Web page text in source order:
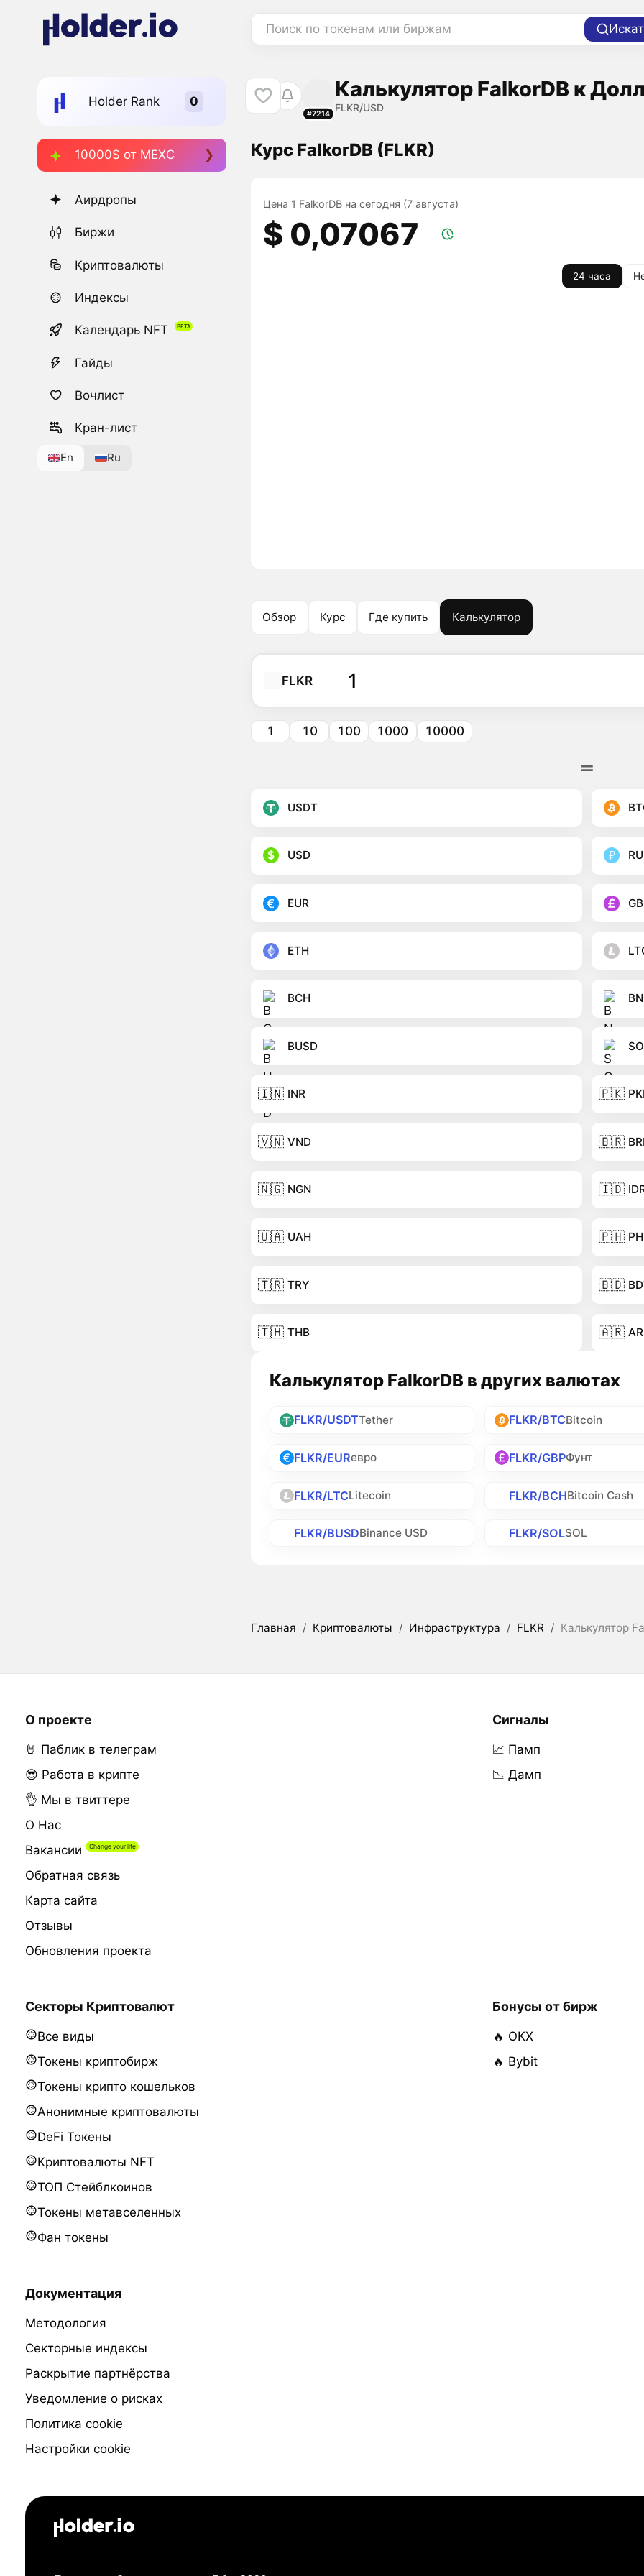
Поиск по токенам или биржам
Holder Rank
10000$ от MEXC
Аирдропы
Биржи
Криптовалюты
Индексы
Календарь NFT
Гайды
Вочлист
Кран-лист
En Ru
#7214
Калькулятор FalkorDB к
FLKR/USD
Курс FalkorDB (FLKR)
Цена 1 FalkorDB на сегодня (7 августа)
$ 0,07067
24 часа
Обзор Курс Где купить Калькулятор
FLKR
1 10 100 1000 10000
USDT
USD
EUR
ETH
BCH
BUSD
🇮🇳 INR 🇵🇰
🇻🇳 VND 🇧🇷
🇳🇬 NGN 🇮🇩
🇺🇦 UAH 🇵🇭
🇹🇷 TRY 🇧🇩
🇹🇭 THB 🇦🇷
Калькулятор FalkorDB в других валютах
FLKR/USDTTether FLKR/BTCBitcoin
FLKR/EURевро FLKR/GBPФунт
FLKR/LTCLitecoin FLKR/BCHBitcoin Cash
FLKR/BUSDBinance USD FLKR/SOLSOL
Главная / Криптовалюты / Инфраструктура / FLKR / Калькулятор
О проекте
🤘 Паблик в телеграм
😎 Работа в крипте
👌 Мы в твиттере
О Нас
Вакансии
Обратная связь
Карта сайта
Отзывы
Обновления проекта
Сигналы
📈 Памп
📉 Дамп
Секторы Криптовалют
Все виды
Токены криптобирж
Токены крипто кошельков
Анонимные криптовалюты
DeFi Токены
Криптовалюты NFT
ТОП Стейблкоинов
Токены метавселенных
Фан токены
Бонусы от бирж
🔥 OKX
🔥 Bybit
Документация
Методология
Секторные индексы
Раскрытие партнёрства
Уведомление о рисках
Политика cookie
Настройки cookie